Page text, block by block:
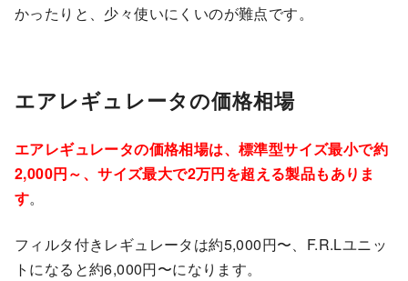
かったりと、少々使いにくいのが難点です。
エアレギュレータの価格相場
エアレギュレータの価格相場は、標準型サイズ最小で約
2,000円～、サイズ最大で2万円を超える製品もありま
す。
フィルタ付きレギュレータは約5,000円〜、F.R.Lユニッ
トになると約6,000円〜になります。